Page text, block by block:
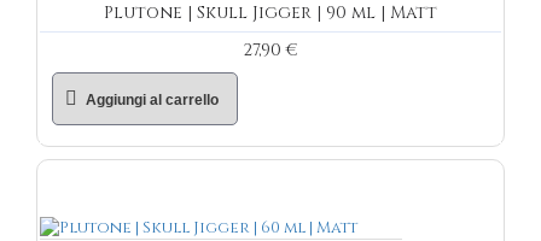
Plutone | Skull Jigger | 90 ml | Matt
27,90 €
Aggiungi al carrello